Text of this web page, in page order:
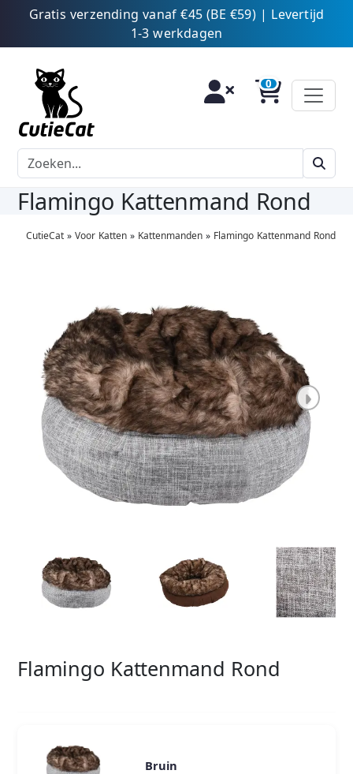
Gratis verzending vanaf €45 (BE €59) | Levertijd
1-3 werkdagen
Flamingo Kattenmand Rond
CutieCat» Voor Katten» Kattenmanden» Flamingo Kattenmand Rond
Flamingo Kattenmand Rond
Bruin